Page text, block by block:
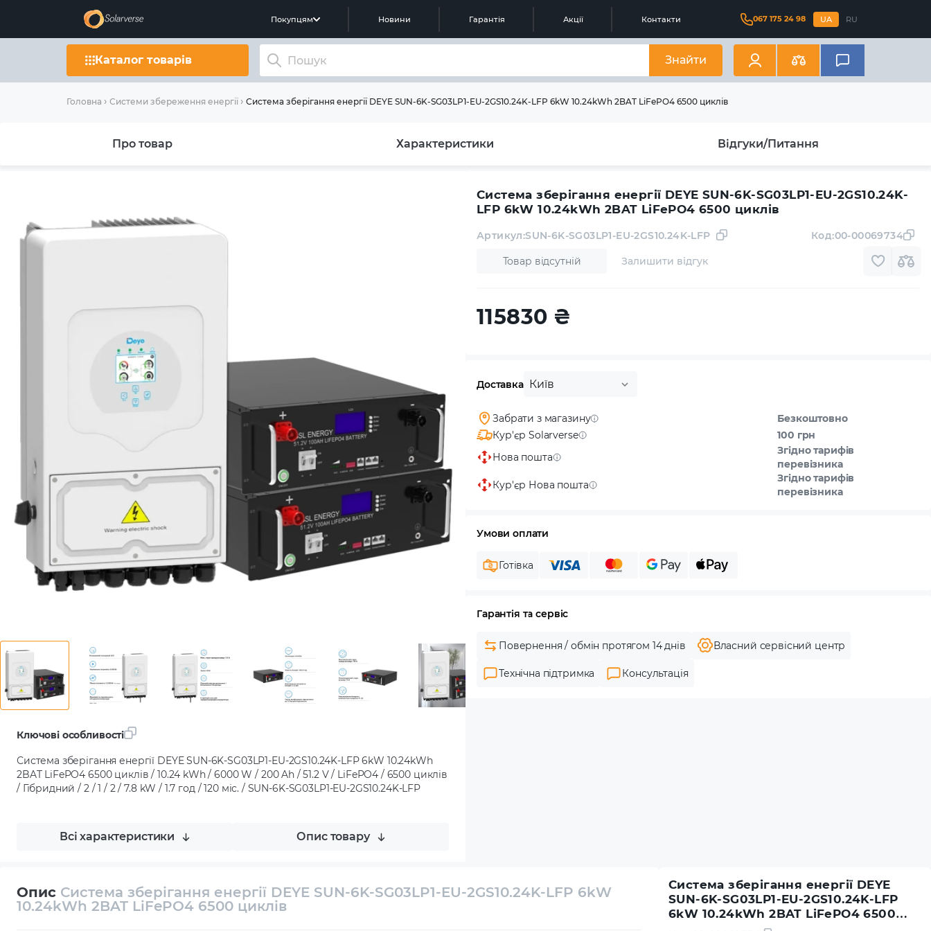
Покупцям Новини Гарантія Акції Контакти 067 175 24 98 UA RU
Каталог товарів Знайти
Головна Системи збереження енергії Система зберігання енергії DEYE SUN-6K-SG03LP1-EU-2GS10.24K-LFP 6kW 10.24kWh 2BAT LiFePO4 6500 циклів
Про товар Характеристики Відгуки/Питання
Ключові особливості
Система зберігання енергії DEYE SUN-6K-SG03LP1-EU-2GS10.24K-LFP 6kW 10.24kWh
2BAT LiFePO4 6500 циклів / 10.24 kWh / 6000 W / 200 Ah / 51.2 V / LiFePO4 / 6500 циклів
/ Гібридний / 2 / 1 / 2 / 7.8 kW / 1.7 год / 120 міс. / SUN-6K-SG03LP1-EU-2GS10.24K-LFP
Всі характеристики Опис товару
Система зберігання енергії DEYE SUN-6K-SG03LP1-EU-2GS10.24K-
LFP 6kW 10.24kWh 2BAT LiFePO4 6500 циклів
Товар відсутній
Артикул:SUN-6K-SG03LP1-EU-2GS10.24K-LFP
Залишити відгук
Код:00-00069734
115830 ₴
Доставка Київ
Забрати з магазину
Безкоштовно
Кур'єр Solarverse
100 грн
Нова пошта
Згідно тарифів
перевізника
Кур'єр Нова пошта
Згідно тарифів
перевізника
Умови оплати
Готівка
Гарантія та сервіс
Повернення / обмін протягом 14 днів Власний сервісний центр
Технічна підтримка Консультація
Опис Система зберігання енергії DEYE SUN-6K-SG03LP1-EU-2GS10.24K-LFP 6kW
10.24kWh 2BAT LiFePO4 6500 циклів
Система зберігання енергії DEYE
SUN-6K-SG03LP1-EU-2GS10.24K-LFP
6kW 10.24kWh 2BAT LiFePO4 6500
циклів